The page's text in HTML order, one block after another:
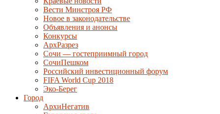
Вести Минстроя РФ
Новое в законодательстве
Объявления и анонсы
Конкурсы
АрхРазрез
Сочи — гостеприимный город
СочиПешком
Российский инвестиционный форум
FIFA World Cup 2018
Эко-Берег
Город
АрхиНегатив